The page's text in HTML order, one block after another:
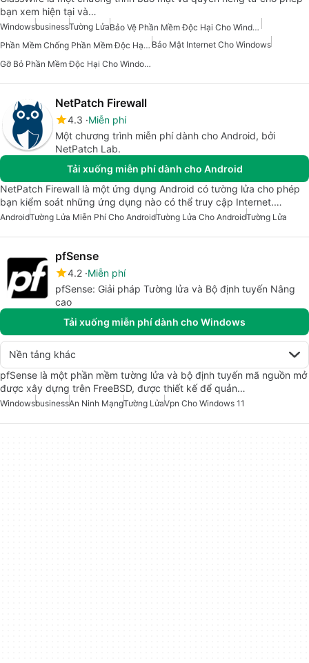
bạn xem hiện tại và…
WindowsbusinessTường Lửa
Bảo Vệ Phần Mềm Độc Hại Cho Windows
Phần Mềm Chống Phần Mềm Độc Hại Cho Windows Bảo Mật Internet Cho Windows
Gỡ Bỏ Phần Mềm Độc Hại Cho Windows
NetPatch Firewall
4.3 Miễn phí
Một chương trình miễn phí dành cho Android, bởi
NetPatch Lab.
Tải xuống miễn phí dành cho Android
NetPatch Firewall là một ứng dụng Android có tường lửa cho phép
bạn kiểm soát những ứng dụng nào có thể truy cập Internet.…
AndroidTường Lửa Miễn Phí Cho AndroidTường Lửa Cho AndroidTường Lửa
pfSense
4.2 Miễn phí
pfSense: Giải pháp Tường lửa và Bộ định tuyến Nâng
cao
Tải xuống miễn phí dành cho Windows
Nền tảng khác
pfSense là một phần mềm tường lửa và bộ định tuyến mã nguồn mở
được xây dựng trên FreeBSD, được thiết kế để quản…
WindowsbusinessAn Ninh MạngTường LửaVpn Cho Windows 11